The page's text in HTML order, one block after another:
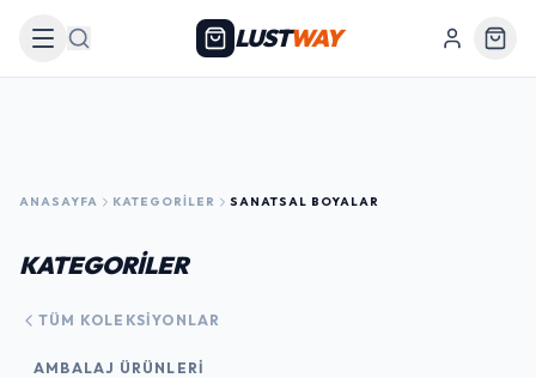
Arama LUSTWAY
ANASAYFA KATEGORILER SANATSAL BOYALAR
KATEGORİLER
TÜM KOLEKSIYONLAR
AMBALAJ ÜRÜNLERI